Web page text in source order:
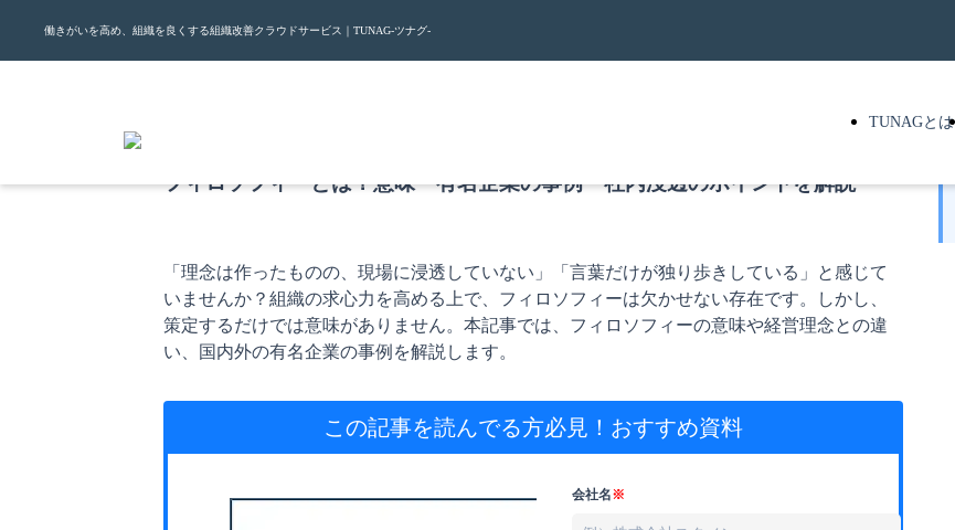
働きがいを高め、組織を良くする組織改善クラウドサービス｜TUNAG-ツナグ-
TUNAGとは
フィロソフィーとは？意味・有名企業の事例・社内浸透のポイントを解説
「理念は作ったものの、現場に浸透していない」「言葉だけが独り歩きしている」と感じて
いませんか？組織の求心力を高める上で、フィロソフィーは欠かせない存在です。しかし、
策定するだけでは意味がありません。本記事では、フィロソフィーの意味や経営理念との違
い、国内外の有名企業の事例を解説します。
この記事を読んでる方必見！ おすすめ資料
会社名※